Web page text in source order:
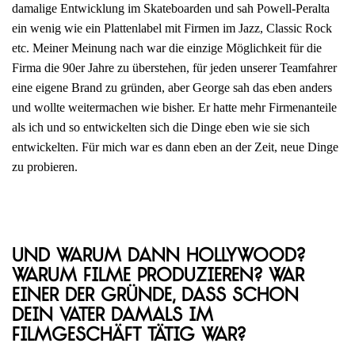
damalige Entwicklung im Skateboarden und sah Powell-Peralta
ein wenig wie ein Plattenlabel mit Firmen im Jazz, Classic Rock
etc. Meiner Meinung nach war die einzige Möglichkeit für die
Firma die 90er Jahre zu überstehen, für jeden unserer Teamfahrer
eine eigene Brand zu gründen, aber George sah das eben anders
und wollte weitermachen wie bisher. Er hatte mehr Firmenanteile
als ich und so entwickelten sich die Dinge eben wie sie sich
entwickelten. Für mich war es dann eben an der Zeit, neue Dinge
zu probieren.
Und warum dann Hollywood?
Warum Filme produzieren? War
einer der Gründe, dass schon
dein Vater damals im
Filmgeschäft tätig war?